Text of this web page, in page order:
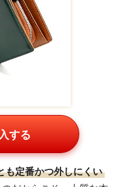
する
も定番かつ外しにくい